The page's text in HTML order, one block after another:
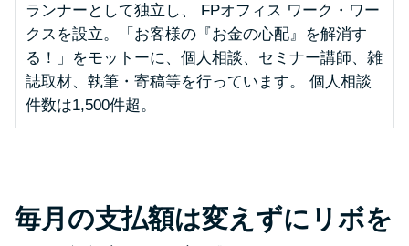
質屋でお金を借りるには？年利
やシステムをカードローンと比
未成年でもお金を借りられる？
学生がお金を借りる方法は？親
ランナーとして独立し、 FPオフィス ワーク・ワー
クスを設立。「お客様の『お金の心配』を解消す
る！」をモットーに、個人相談、セミナー講師、雑
誌取材、執筆・寄稿等を行っています。 個人相談
件数は1,500件超。
毎月の支払額は変えずにリボを